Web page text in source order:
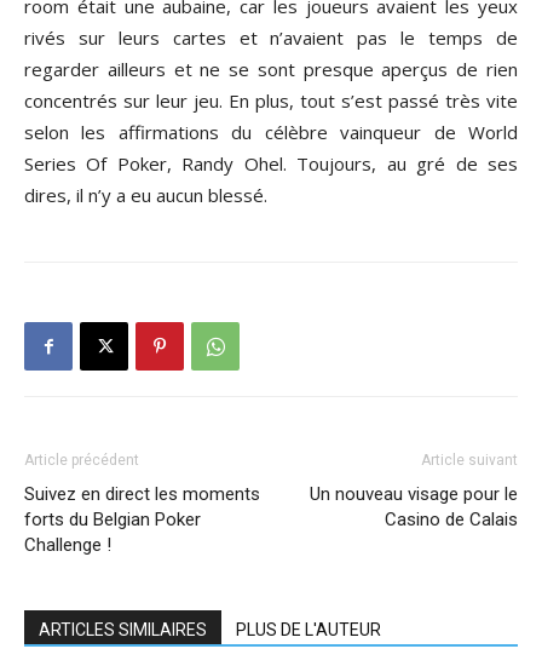
room était une aubaine, car les joueurs avaient les yeux
rivés sur leurs cartes et n’avaient pas le temps de
regarder ailleurs et ne se sont presque aperçus de rien
concentrés sur leur jeu. En plus, tout s’est passé très vite
selon les affirmations du célèbre vainqueur de World
Series Of Poker, Randy Ohel. Toujours, au gré de ses
dires, il n’y a eu aucun blessé.
Article précédent
Suivez en direct les moments
forts du Belgian Poker
Challenge !
Article suivant
Un nouveau visage pour le
Casino de Calais
ARTICLES SIMILAIRES PLUS DE L'AUTEUR